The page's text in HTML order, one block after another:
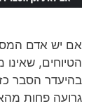
אם יש אדם
הטיוחים,
בהיעדר הסבר
גרועה פחות